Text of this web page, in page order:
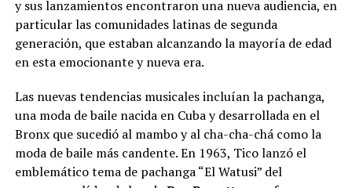
y sus lanzamientos encontraron una nueva audiencia, en
particular las comunidades latinas de segunda
generación, que estaban alcanzando la mayoría de edad
en esta emocionante y nueva era.
Las nuevas tendencias musicales incluían la pachanga,
una moda de baile nacida en Cuba y desarrollada en el
Bronx que sucedió al mambo y al cha-cha-chá como la
moda de baile más candente. En 1963, Tico lanzó el
emblemático tema de pachanga “El Watusi” del